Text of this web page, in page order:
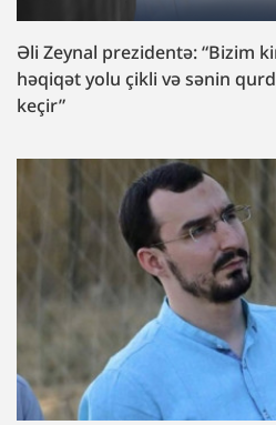
Əli Zeynal prezidentə: “Bizim
həqiqət yolu çikli və sənin
keçir”